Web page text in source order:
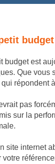
est
Que
répondent
pas
sur la
site internet